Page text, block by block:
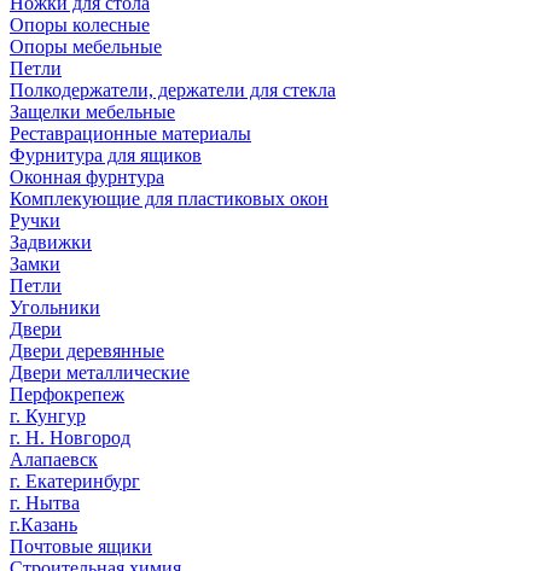
Опоры колесные
Опоры мебельные
Петли
Полкодержатели, держатели для стекла
Защелки мебельные
Реставрационные материалы
Фурнитура для ящиков
Оконная фурнтура
Комплекующие для пластиковых окон
Ручки
Задвижки
Замки
Петли
Угольники
Двери
Двери деревянные
Двери металлические
Перфокрепеж
г. Кунгур
г. Н. Новгород
Алапаевск
г. Екатеринбург
г. Нытва
г.Казань
Почтовые ящики